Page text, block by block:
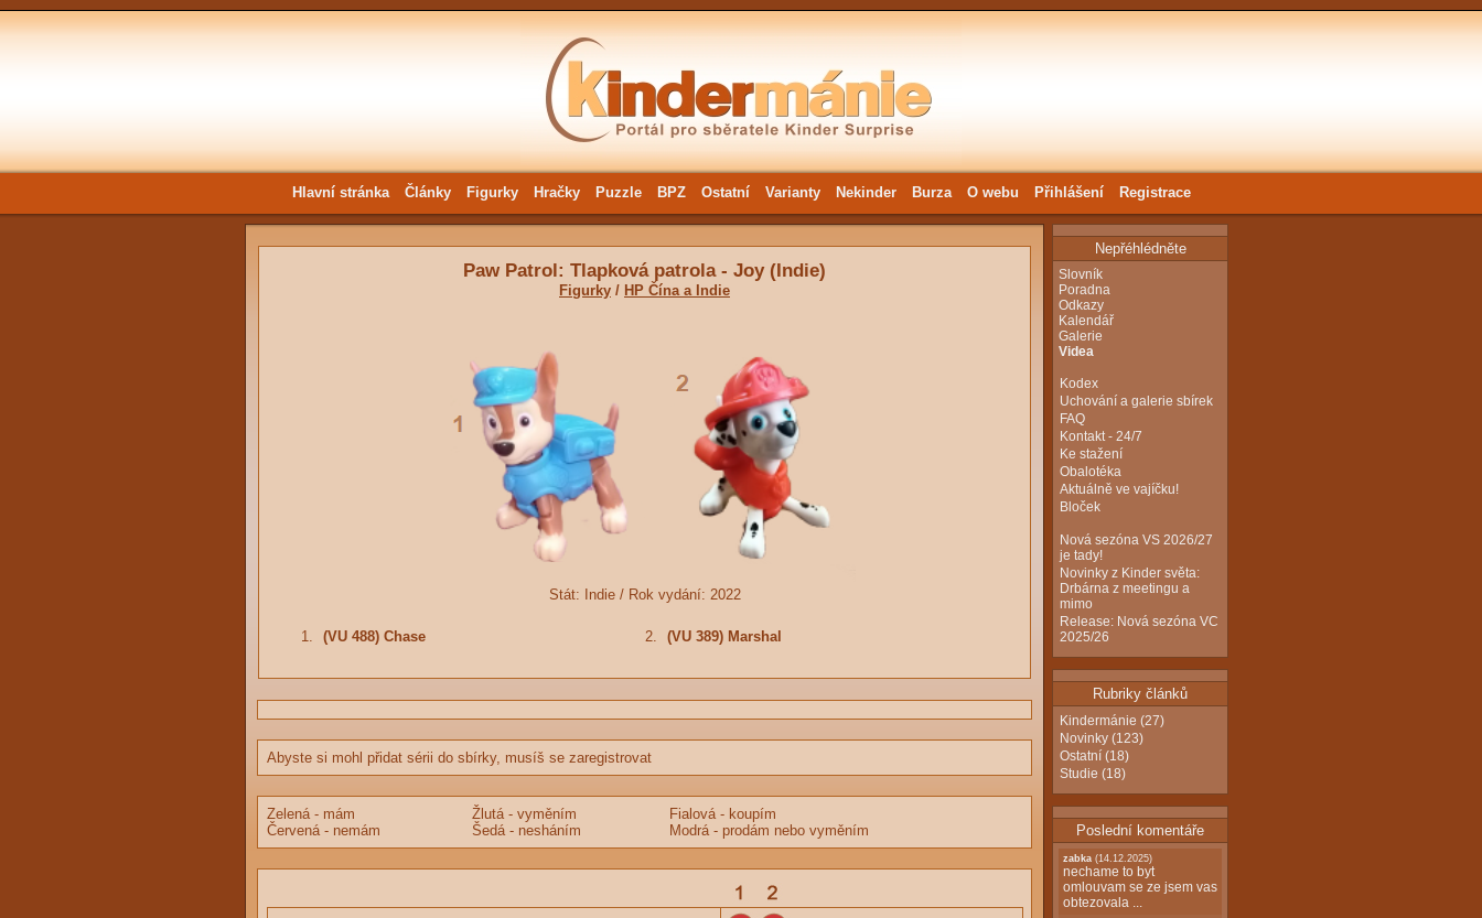
Hlavní stránka Články Figurky Hračky Puzzle BPZ Ostatní Varianty Nekinder Burza O webu Přihlášení Registrace
Paw Patrol: Tlapková patrola - Joy (Indie)
Figurky / HP Čína a Indie
Stát: Indie / Rok vydání: 2022
1. (VU 488) Chase 2. (VU 389) Marshal
Abyste si mohl přidat sérii do sbírky, musíš se zaregistrovat
Zelená - mám
Červená - nemám
Žlutá - vyměním
Šedá - nesháním
Fialová - koupím
Modrá - prodám nebo vyměním
Nepřéhlédněte
Slovník
Poradna
Odkazy
Kalendář
Galerie
Videa
Kodex
Uchování a galerie sbírek
FAQ
Kontakt - 24/7
Ke stažení
Obalotéka
Aktuálně ve vajíčku!
Bloček
Nová sezóna VS 2026/27
je tady!
Novinky z Kinder světa:
Drbárna z meetingu a
mimo
Release: Nová sezóna VC
2025/26
Rubriky článků
Kindermánie (27)
Novinky (123)
Ostatní (18)
Studie (18)
Poslední komentáře
zabka (14.12.2025)
nechame to byt
omlouvam se ze jsem vas
obtezovala ...